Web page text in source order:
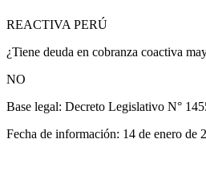
REACTIVA PERÚ
¿Tiene deuda en cobranza coactiva
NO
Base legal: Decreto Legislativo N°
Fecha de información: 14 de enero de